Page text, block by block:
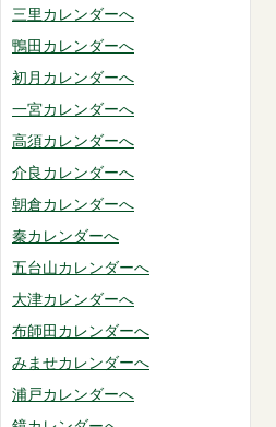
三里カレンダーへ
鴨田カレンダーへ
初月カレンダーへ
一宮カレンダーへ
高須カレンダーへ
介良カレンダーへ
朝倉カレンダーへ
秦カレンダーへ
五台山カレンダーへ
大津カレンダーへ
布師田カレンダーへ
みませカレンダーへ
浦戸カレンダーへ